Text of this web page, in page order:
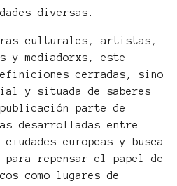
diversas.
culturales, artistas,
y mediadorxs, este
cerradas, sino
y situada de saberes
parte de
desarrolladas entre
europeas y busca
para repensar el papel de
como lugares de